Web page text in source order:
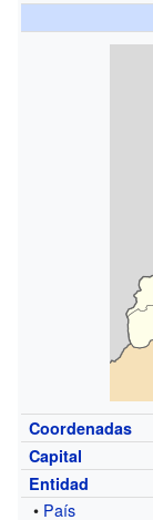
Coordenadas
Capital
Entidad
• País